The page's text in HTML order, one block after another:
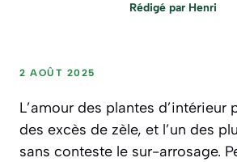
Rédigé par Henri
2 AOÛT 2025
L’amour des plantes d’intérieur
des excès de zèle, et l’un des
sans conteste le sur-arrosage.